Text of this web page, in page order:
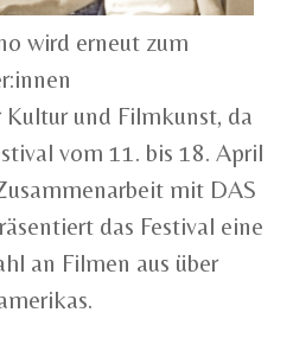
wird erneut zum
und Filmkunst, da
vom 11. bis 18. April
mit DAS
das Festival eine
an Filmen aus über